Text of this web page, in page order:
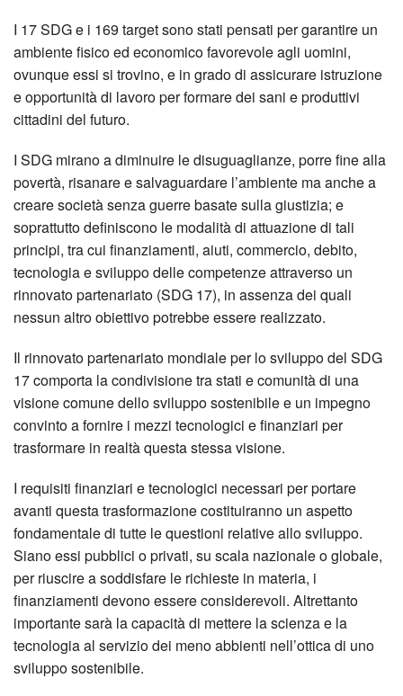
I 17 SDG e i 169 target sono stati pensati per garantire un
ambiente fisico ed economico favorevole agli uomini,
ovunque essi si trovino, e in grado di assicurare istruzione
e opportunità di lavoro per formare dei sani e produttivi
cittadini del futuro.
I SDG mirano a diminuire le disuguaglianze, porre fine alla
povertà, risanare e salvaguardare l’ambiente ma anche a
creare società senza guerre basate sulla giustizia; e
soprattutto definiscono le modalità di attuazione di tali
principi, tra cui finanziamenti, aiuti, commercio, debito,
tecnologia e sviluppo delle competenze attraverso un
rinnovato partenariato (SDG 17), in assenza dei quali
nessun altro obiettivo potrebbe essere realizzato.
Il rinnovato partenariato mondiale per lo sviluppo del SDG
17 comporta la condivisione tra stati e comunità di una
visione comune dello sviluppo sostenibile e un impegno
convinto a fornire i mezzi tecnologici e finanziari per
trasformare in realtà questa stessa visione.
I requisiti finanziari e tecnologici necessari per portare
avanti questa trasformazione costituiranno un aspetto
fondamentale di tutte le questioni relative allo sviluppo.
Siano essi pubblici o privati, su scala nazionale o globale,
per riuscire a soddisfare le richieste in materia, i
finanziamenti devono essere considerevoli. Altrettanto
importante sarà la capacità di mettere la scienza e la
tecnologia al servizio dei meno abbienti nell’ottica di uno
sviluppo sostenibile.